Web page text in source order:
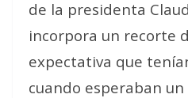
de la presidenta
incorpora un recorte
expectativa que
cuando esperaban